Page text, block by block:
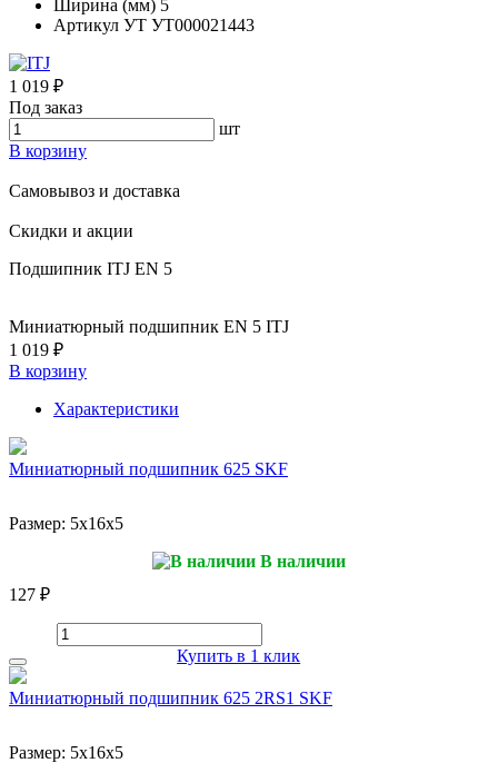
Ширина (мм) 5
Артикул УТ УТ000021443
1 019 ₽
Под заказ
шт
В корзину
Самовывоз и доставка
Скидки и акции
Подшипник ITJ EN 5
Миниатюрный подшипник EN 5 ITJ
1 019 ₽
В корзину
Характеристики
Миниатюрный подшипник 625 SKF
Размер: 5x16x5
В наличии
127 ₽
Купить в 1 клик
Миниатюрный подшипник 625 2RS1 SKF
Размер: 5x16x5